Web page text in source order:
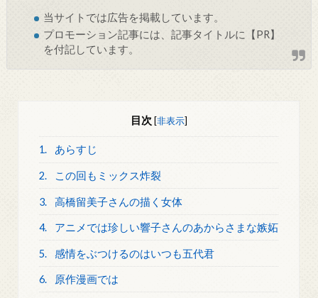
当サイトでは広告を掲載しています。
プロモーション記事には、記事タイトルに【PR】
を付記しています。
目次 [非表示]
1. あらすじ
2. この回もミックス炸裂
3. 高橋留美子さんの描く女体
4. アニメでは珍しい響子さんのあからさまな嫉妬
5. 感情をぶつけるのはいつも五代君
6. 原作漫画では